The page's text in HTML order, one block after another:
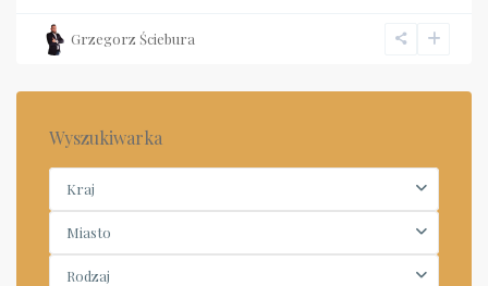
Grzegorz Ściebura
Wyszukiwarka
Kraj
Miasto
Rodzaj